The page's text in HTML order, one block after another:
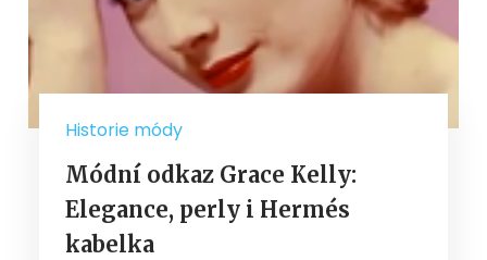
Historie módy
Módní odkaz Grace Kelly:
Elegance, perly i Hermés
kabelka